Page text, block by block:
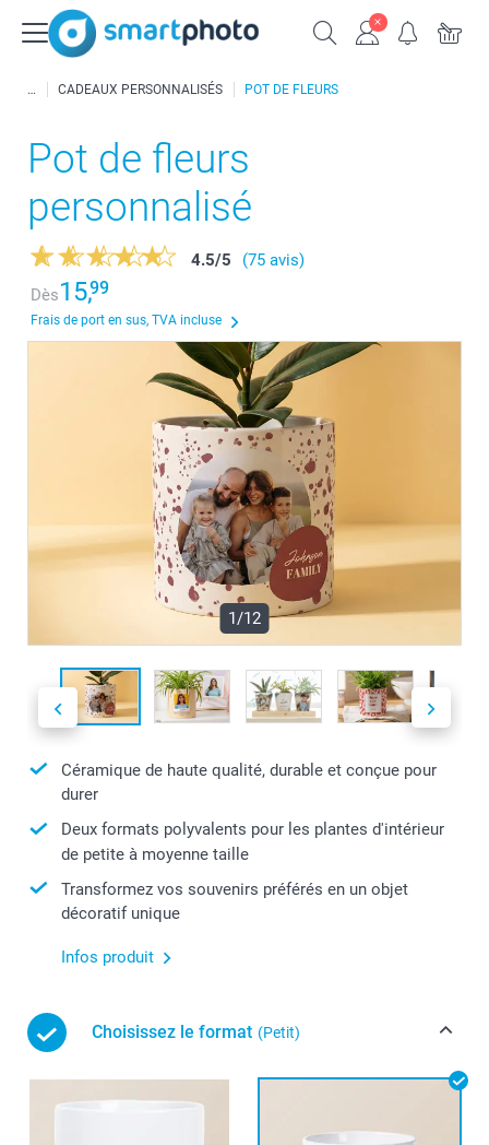
CADEAUX PERSONNALISÉS POT DE FLEURS
Pot de fleurs
personnalisé
4.5/5
(75 avis)
Dès15,99
Frais de port en sus, TVA incluse
1/12
Céramique de haute qualité, durable et conçue pour
durer
Deux formats polyvalents pour les plantes d'intérieur
de petite à moyenne taille
Transformez vos souvenirs préférés en un objet
décoratif unique
Infos produit
Choisissez le format (Petit)